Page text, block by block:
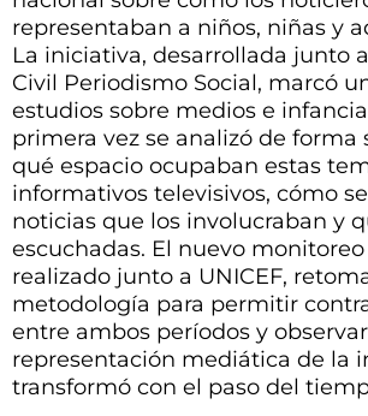
representaban a niños, niñas y
La iniciativa, desarrollada junto
Civil Periodismo Social, marcó
estudios sobre medios e
primera vez se analizó de forma
qué espacio ocupaban estas
informativos televisivos, cómo
noticias que los involucraban y
escuchadas. El nuevo monitoreo
realizado junto a UNICEF,
metodología para permitir
entre ambos períodos y
representación mediática de la
transformó con el paso del